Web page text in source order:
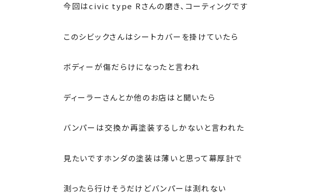
今回はcivic type Rさんの磨き、コーティングです
このシビックさんはシートカバーを掛けていたら
ボディーが傷だらけになったと言われ
ディーラーさんとか他のお店はと聞いたら
バンパーは交換か再塗装するしかないと言われた
見たいですホンダの塗装は薄いと思って幕厚計で
測ったら行けそうだけどバンパーは測れない